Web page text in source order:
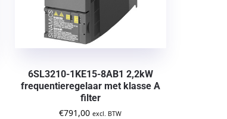
6SL3210-1KE15-8AB1 2,2kW
frequentieregelaar met klasse A
filter
€791,00 excl. BTW